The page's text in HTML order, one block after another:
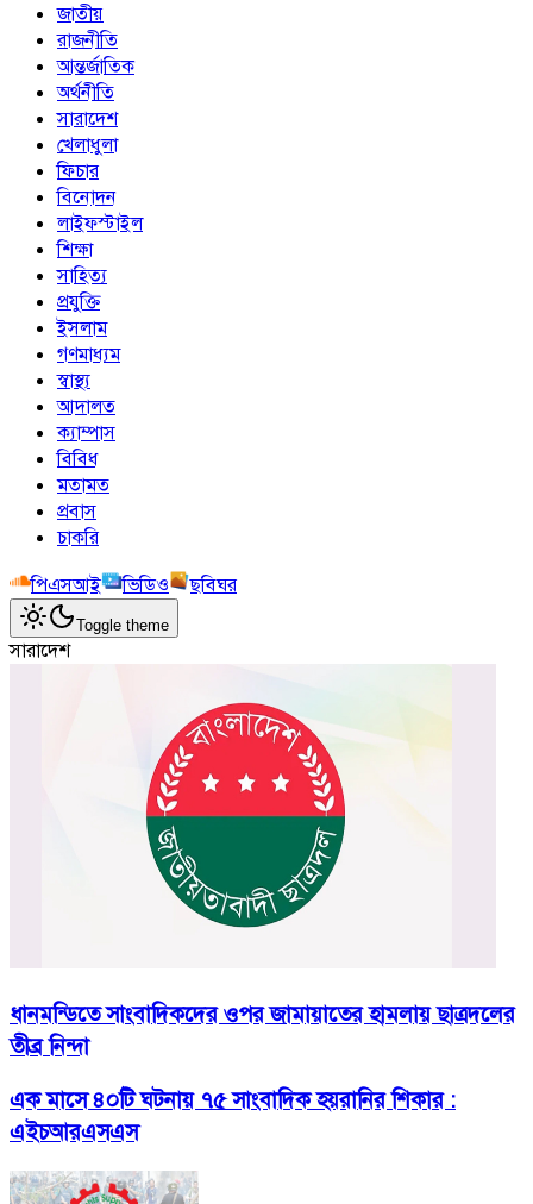
জাতীয়
রাজনীতি
আন্তর্জাতিক
অর্থনীতি
সারাদেশ
খেলাধুলা
ফিচার
বিনোদন
লাইফস্টাইল
শিক্ষা
সাহিত্য
প্রযুক্তি
ইসলাম
গণমাধ্যম
স্বাস্থ্য
আদালত
ক্যাম্পাস
বিবিধ
মতামত
প্রবাস
চাকরি
পিএসআই
ভিডিও ছবিঘর
Toggle theme
সারাদেশ
ধানমন্ডিতে সাংবাদিকদের ওপর জামায়াতের হামলায় ছাত্রদলের
তীব্র নিন্দা
এক মাসে ৪০টি ঘটনায় ৭৫ সাংবাদিক হয়রানির শিকার :
এইচআরএসএস